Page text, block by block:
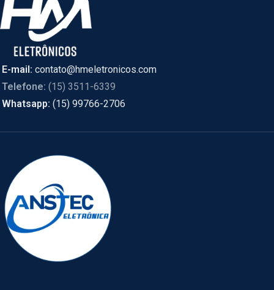
E-mail: contato@hmeletronicos.com
Telefone: (15) 3511-6339
Whatsapp: (15) 99766-2706